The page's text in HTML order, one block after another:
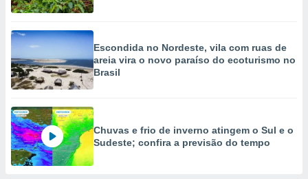
Escondida no Nordeste, vila com ruas de
areia vira o novo paraíso do ecoturismo no
Brasil
Chuvas e frio de inverno atingem o Sul e o
Sudeste; confira a previsão do tempo